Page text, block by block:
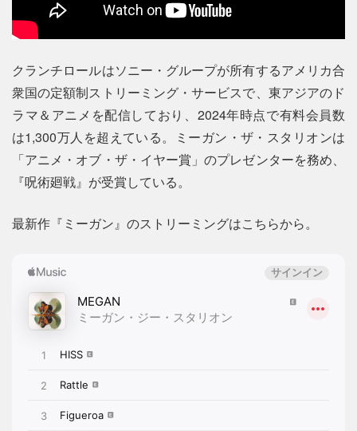
クランチロールはソニー・グループが所有するアメリカ合
衆国の定額制ストリーミング・サービスで、東アジアのド
ラマ＆アニメを配信しており、2024年時点で有料会員数
は1,300万人を超えている。ミーガン・ザ・スタリオンは
「アニメ・オブ・ザ・イヤー賞」のプレゼンターを務め、
『呪術廻戦』が受賞している。
最新作『ミーガン』のストリーミングはこちらから。